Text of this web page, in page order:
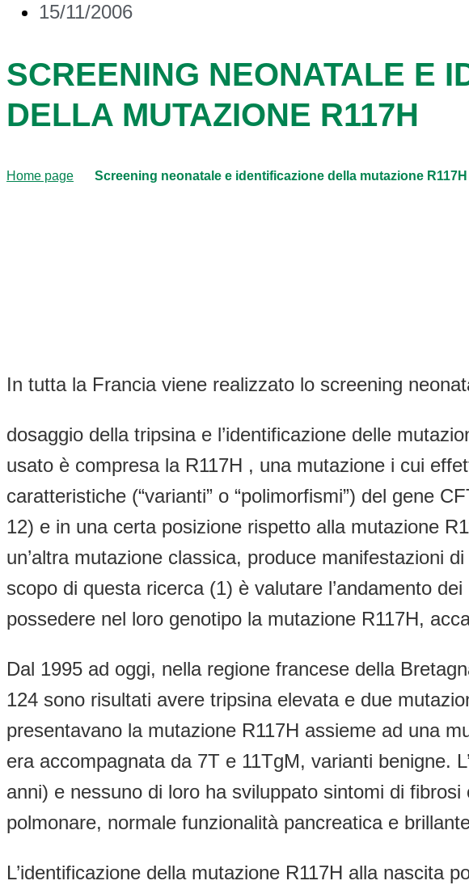
15/11/2006
SCREENING NEONATALE E
DELLA MUTAZIONE R117H
Home page Screening neonatale e identificazione della mutazione R117H
In tutta la Francia viene realizzato lo screening
dosaggio della tripsina e l’identificazione delle
usato è compresa la R117H , una mutazione i cui
caratteristiche (“varianti” o “polimorfismi”) del gene
12) e in una certa posizione rispetto alla mutazione
un’altra mutazione classica, produce manifestazioni
scopo di questa ricerca (1) è valutare l’andamento
possedere nel loro genotipo la mutazione R117H,
Dal 1995 ad oggi, nella regione francese della
124 sono risultati avere tripsina elevata e due
presentavano la mutazione R117H assieme ad una
era accompagnata da 7T e 11TgM, varianti benigne.
anni) e nessuno di loro ha sviluppato sintomi di
polmonare, normale funzionalità pancreatica e
L’identificazione della mutazione R117H alla nascita